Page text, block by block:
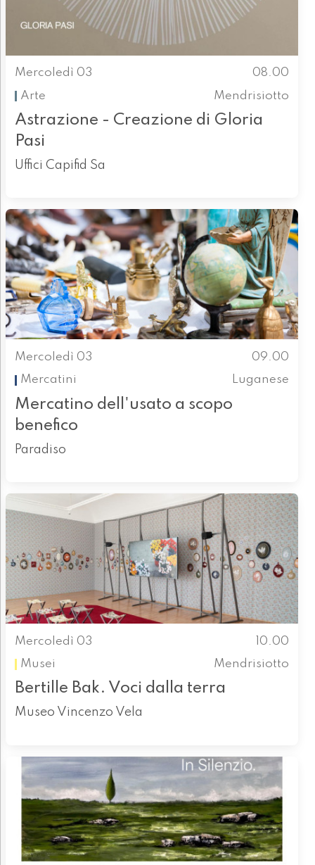
Mercoledì 03
08.00
Arte
Mendrisiotto
Astrazione - Creazione di Gloria
Pasi
Uffici Capifid Sa
Mercoledì 03
09.00
Mercatini
Luganese
Mercatino dell'usato a scopo
benefico
Paradiso
Mercoledì 03
10.00
Musei
Mendrisiotto
Bertille Bak. Voci dalla terra
Museo Vincenzo Vela